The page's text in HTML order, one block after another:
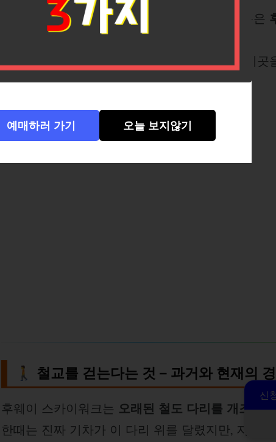
신
그곳에는 조금 특별한 산책로가 있습니다. 이름은
하지만 이곳을 직접 걸어본 여행자로서, 저는 이
“하늘 위 철길 위를 걷는 시간 여행”
🚶 철교를 걷는다는 것 – 과거와 현재의
후웨이 스카이워크는 오래된 철도 다리를 개조한
한때는 진짜 기차가 이 다리 위를 달렸지만, 지금은
예매하러 가기 오늘 보지않기